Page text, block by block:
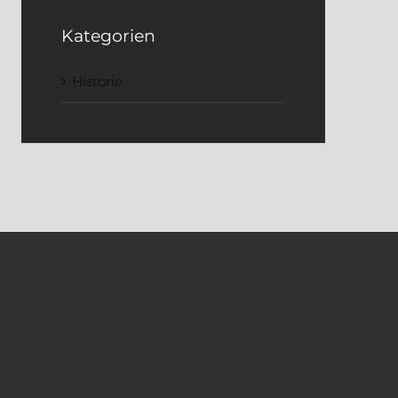
Kategorien
Historie